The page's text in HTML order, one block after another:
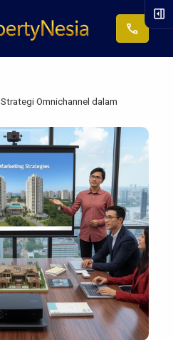
call
Strategi Omnichannel dalam
right_panel_open